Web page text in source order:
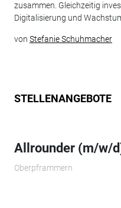
zusammen. Gleichzeitig
Digitalisierung und
von Stefanie Schuhmacher
STELLENANGEBOTE
Allrounder (m/w/
Oberpframmern